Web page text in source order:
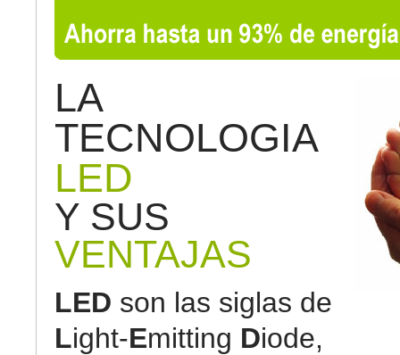
LA
TECNOLOGIA
LED
Y SUS
VENTAJAS
LED son las siglas de
Light-Emitting Diode,